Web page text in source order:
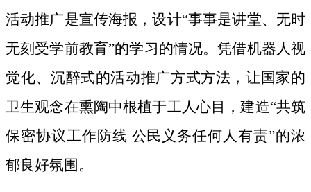
活动推广是宣传海报，设计“事事是讲堂、无时
无刻受学前教育”的学习的情况。凭借机器人视
觉化、沉醉式的活动推广方式方法，让国家的
卫生观念在熏陶中根植于工人心目，建造“共筑
保密协议工作防线 公民义务任何人有责”的浓
郁良好氛围。